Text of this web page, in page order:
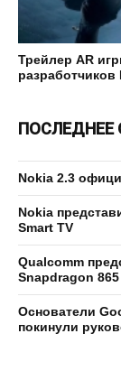
Трейлер AR
разработчиков
ПОСЛЕДНЕЕ
Nokia 2.3
Nokia
Smart TV
Qualcomm
Snapdragon 865
Основатели
покинули